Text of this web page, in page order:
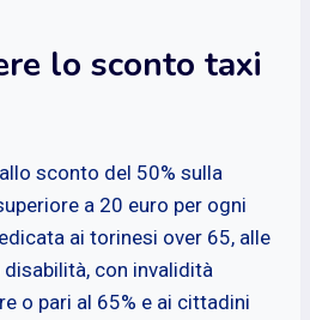
lo sconto taxi
sconto del 50% sulla
a 20 euro per ogni
ai torinesi over 65, alle
con invalidità
o pari al 65% e ai cittadini